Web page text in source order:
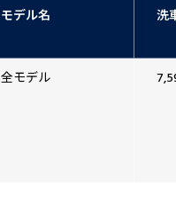
モデル名 洗
全モデル